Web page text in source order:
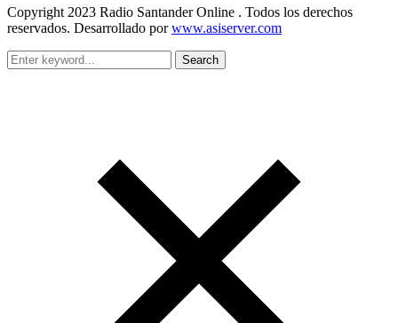
Copyright 2023 Radio Santander Online . Todos los derechos
reservados. Desarrollado porwww.asiserver.com
Search